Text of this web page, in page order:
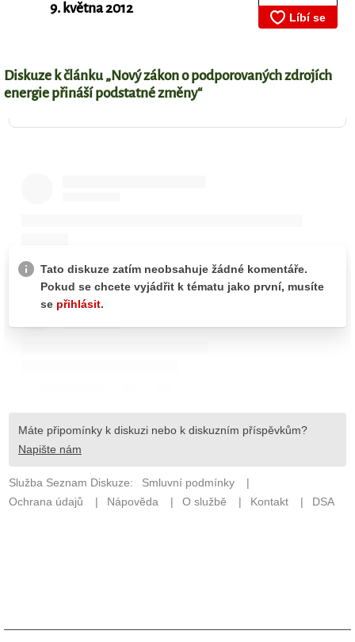
9. května 2012
Diskuze k článku „Nový zákon o podporovaných zdrojích
energie přináší podstatné změny“